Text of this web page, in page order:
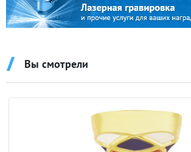
Вы смотрели